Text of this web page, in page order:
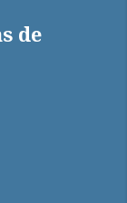
de